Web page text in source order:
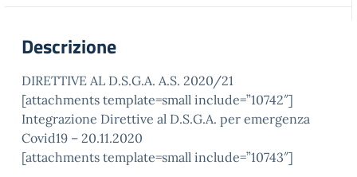
Descrizione
DIRETTIVE AL D.S.G.A. A.S. 2020/21
[attachments template=small include=”10742″]
Integrazione Direttive al D.S.G.A. per emergenza
Covid19 – 20.11.2020
[attachments template=small include=”10743″]